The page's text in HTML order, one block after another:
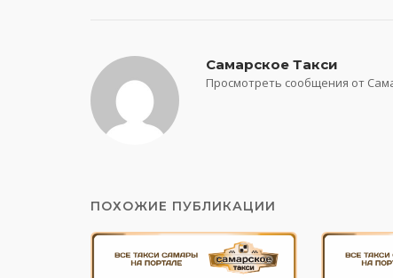
Самарское Такси
Просмотреть сообщения от
ПОХОЖИЕ ПУБЛИКАЦИИ